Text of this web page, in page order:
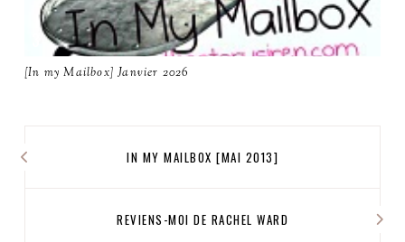
[In my Mailbox] Janvier 2026
IN MY MAILBOX [MAI 2013]
REVIENS-MOI DE RACHEL WARD